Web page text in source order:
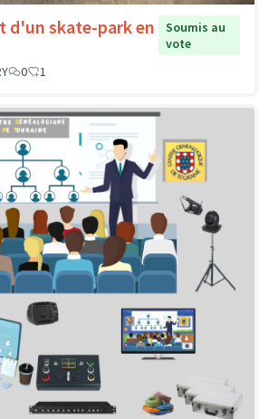
d'un skate-park en
Soumis au
vote
0 1